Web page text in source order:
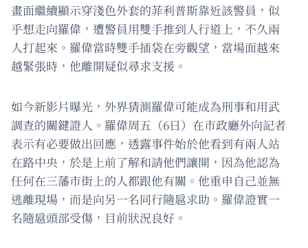
畫面繼續顯示穿淺色外套的菲利普斯靠近該警員，似
乎想走向羅偉，遭警員用雙手推到人行道上，不久兩
人打起來。羅偉當時雙手插袋在旁觀望，當場面越來
越緊張時，他離開疑似尋求支援。
如今新影片曝光，外界猜測羅偉可能成為刑事和用武
調查的關鍵證人。羅偉周五（6日）在市政廳外向記者
表示有必要做出回應，透露事件始於他看到有兩人站
在路中央，於是上前了解和請他們讓開，因為他認為
任何在三藩市街上的人都跟他有關。他重申自己並無
逃離現場，而是向另一名同行隨扈求助。羅偉證實一
名隨扈頭部受傷，目前狀況良好。